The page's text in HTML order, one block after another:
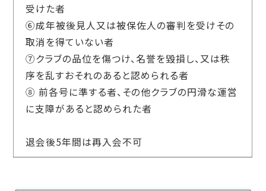
受けた者
⑥成年被後見人又は被保佐人の審判を受けその
取消を得ていない者
⑦クラブの品位を傷つけ、名誉を毀損し、又は秩
序を乱すおそれのあると認められる者
⑧ 前各号に準する者、その他クラブの円滑な運営
に支障があると認められた者
退会後5年間は再入会不可